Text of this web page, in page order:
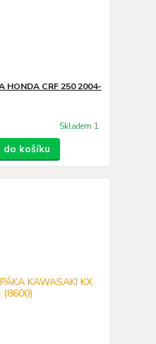
HONDA CRF 250 2004-
Skladem 1
do košíku